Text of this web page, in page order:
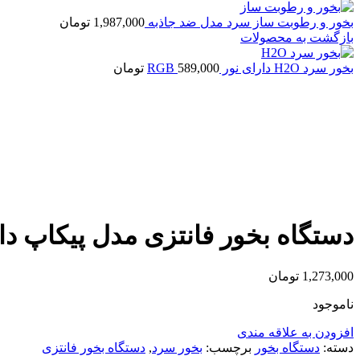
بخور و رطوبت ساز سرد مدل ضد جاذبه 1,987,000 تومان
بازگشت به محصولات
بخور سرد H2O دارای نور RGB 589,000
تومان
دستگاه بخور فانتزی مدل پیکاپ
1,273,000 تومان
ناموجود
افزودن به علاقه مندی
دسته: دستگاه بخور برچسب: بخور سرد, دستگاه بخور فانتزی